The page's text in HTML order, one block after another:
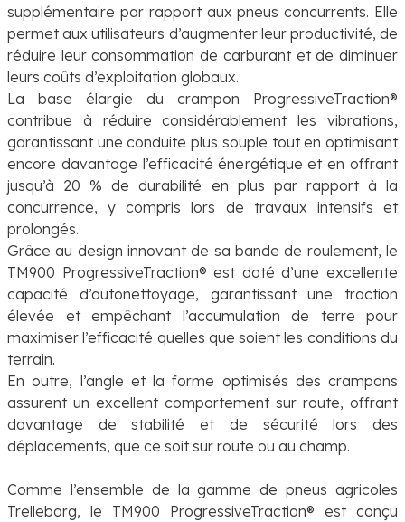
supplémentaire par rapport aux pneus concurrents. Elle
permet aux utilisateurs d’augmenter leur productivité, de
réduire leur consommation de carburant et de diminuer
leurs coûts d’exploitation globaux.
La base élargie du crampon ProgressiveTraction®
contribue à réduire considérablement les vibrations,
garantissant une conduite plus souple tout en optimisant
encore davantage l’efficacité énergétique et en offrant
jusqu’à 20 % de durabilité en plus par rapport à la
concurrence, y compris lors de travaux intensifs et
prolongés.
Grâce au design innovant de sa bande de roulement, le
TM900 ProgressiveTraction® est doté d’une excellente
capacité d’autonettoyage, garantissant une traction
élevée et empêchant l’accumulation de terre pour
maximiser l’efficacité quelles que soient les conditions du
terrain.
En outre, l’angle et la forme optimisés des crampons
assurent un excellent comportement sur route, offrant
davantage de stabilité et de sécurité lors des
déplacements, que ce soit sur route ou au champ.
Comme l’ensemble de la gamme de pneus agricoles
Trelleborg, le TM900 ProgressiveTraction® est conçu